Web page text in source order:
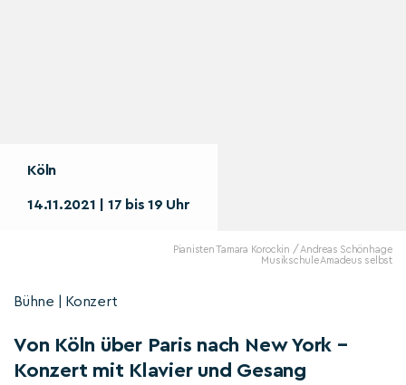
Köln
14.11.2021 | 17 bis 19 Uhr
Pianisten Tamara Korockin / Andreas Schönhage
Musikschule Amadeus selbst
Bühne | Konzert
Von Köln über Paris nach New York –
Konzert mit Klavier und Gesang